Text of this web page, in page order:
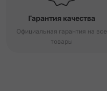
Гарантия качества
Официальная гарантия на все
товары